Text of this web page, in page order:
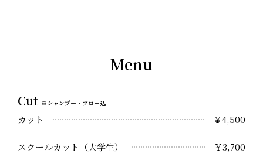
Menu
Cut ※シャンプー・ブロー込
カット ￥4,500
スクールカット（大学生） ￥3,700